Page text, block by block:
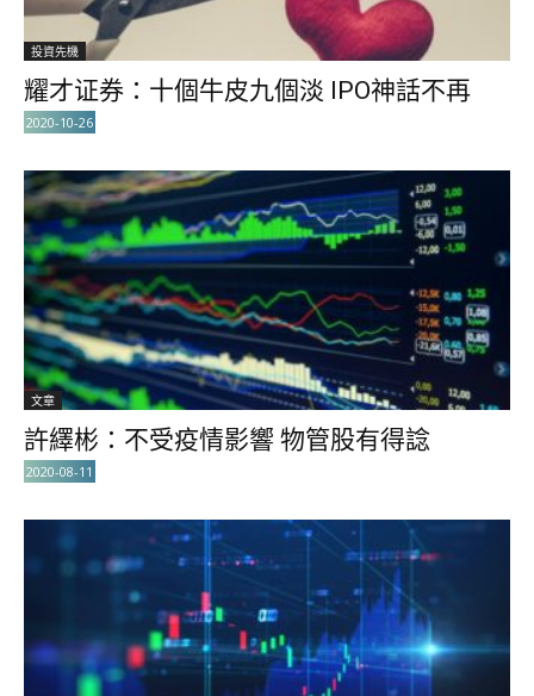
投資先機
耀才证券：十個牛皮九個淡 IPO神話不再
2020-10-26
文章
許繹彬：不受疫情影響 物管股有得諗
2020-08-11